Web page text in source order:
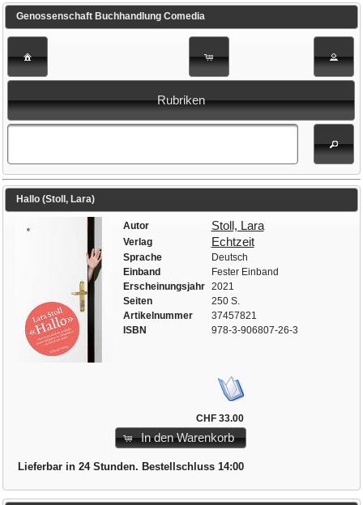
Genossenschaft Buchhandlung Comedia
Rubriken
Hallo (Stoll, Lara)
Autor Stoll, Lara
Verlag Echtzeit
Sprache
Deutsch
Einband
Fester Einband
Erscheinungsjahr
2021
Seiten
250 S.
Artikelnummer
37457821
ISBN
978-3-906807-26-3
CHF 33.00
In den Warenkorb
Lieferbar in 24 Stunden. Bestellschluss 14:00